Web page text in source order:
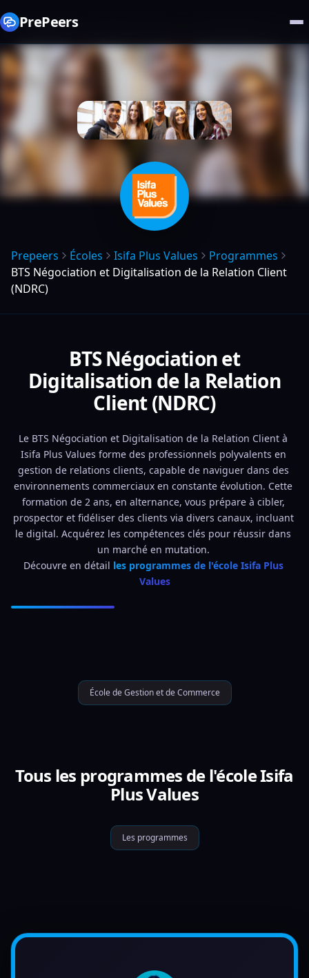
PrePeers
Prepeers Écoles Isifa Plus Values
Programmes
BTS Négociation et Digitalisation de la Relation Client
(NDRC)
BTS Négociation et
Digitalisation de la Relation
Client (NDRC)
Le BTS Négociation et Digitalisation de la Relation Client à
Isifa Plus Values forme des professionnels polyvalents en
gestion de relations clients, capable de naviguer dans des
environnements commerciaux en constante évolution. Cette
formation de 2 ans, en alternance, vous prépare à cibler,
prospector et fidéliser des clients via divers canaux, incluant
le digital. Acquérez les compétences clés pour réussir dans
un marché en mutation.
Découvre en détail les programmes de l'école Isifa Plus
Values
École de Gestion et de Commerce
Tous les programmes de l'école Isifa
Plus Values
Les programmes